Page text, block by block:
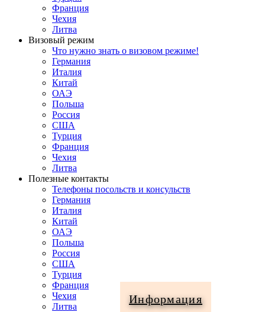
Франция
Чехия
Литва
Визовый режим
Что нужно знать о визовом режиме!
Германия
Италия
Китай
ОАЭ
Польша
Россия
США
Турция
Франция
Чехия
Литва
Полезные контакты
Телефоны посольств и консульств
Германия
Италия
Китай
ОАЭ
Польша
Россия
США
Турция
Франция
Чехия
Литва
Информация